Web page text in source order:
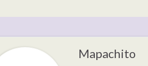
Mapachito